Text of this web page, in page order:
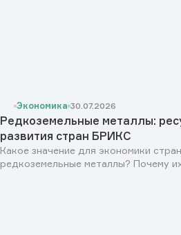
Экономика 30.07.2026
Редкоземельные металлы:
развития стран БРИКС
Какое значение для экономики
редкоземельные металлы? Почему